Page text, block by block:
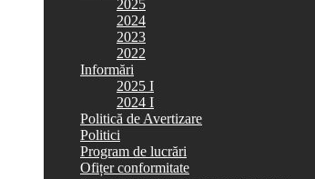
2025
2024
2023
2022
Informări
2025 I
2024 I
Politică de Avertizare
Politici
Program de lucrări
Ofițer conformitate